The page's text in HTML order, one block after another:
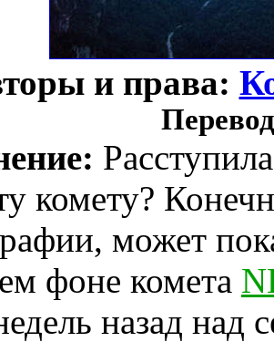
и права:
комету?
может
фоне комета
назад над